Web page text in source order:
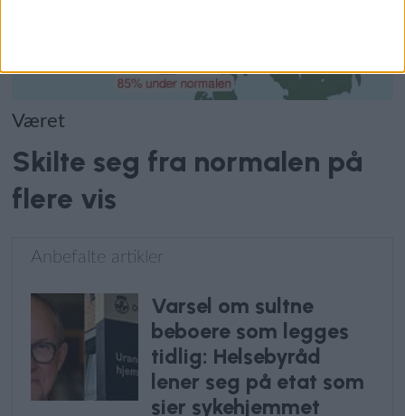
Været
Skilte seg fra normalen på
flere vis
Anbefalte artikler
Varsel om sultne
beboere som legges
tidlig: Helsebyråd
lener seg på etat som
sier sykehjemmet